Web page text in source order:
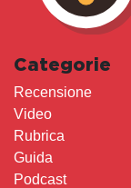
Categorie
Recensione
Video
Rubrica
Guida
Podcast